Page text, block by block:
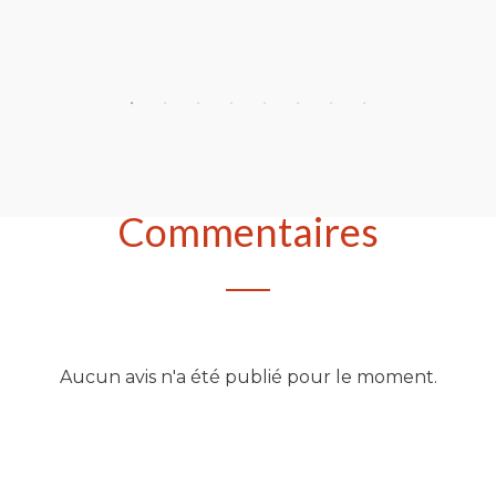
Commentaires
Aucun avis n'a été publié pour le moment.